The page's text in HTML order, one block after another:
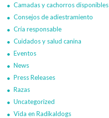
Camadas y cachorros disponibles
Consejos de adiestramiento
Cría responsable
Cuidados y salud canina
Eventos
News
Press Releases
Razas
Uncategorized
Vida en Radikaldogs